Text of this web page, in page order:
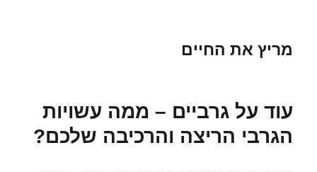
מריץ את החיים
עוד על גרביים – ממה עשויות
הגרבי הריצה והרכיבה שלכם?